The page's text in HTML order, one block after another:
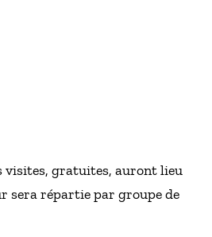
visites, gratuites, auront lieu
sera répartie par groupe de